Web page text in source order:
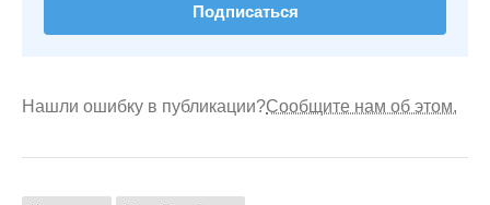
Подписаться
Нашли ошибку в публикации?Сообщите нам об этом.